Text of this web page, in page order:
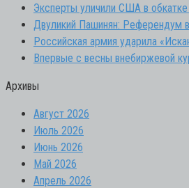
Эксперты уличили США в
Двуликий Пашинян:
Российская армия ударила
Впервые с весны внебиржевой
Архивы
Август 2026
Июль 2026
Июнь 2026
Май 2026
Апрель 2026